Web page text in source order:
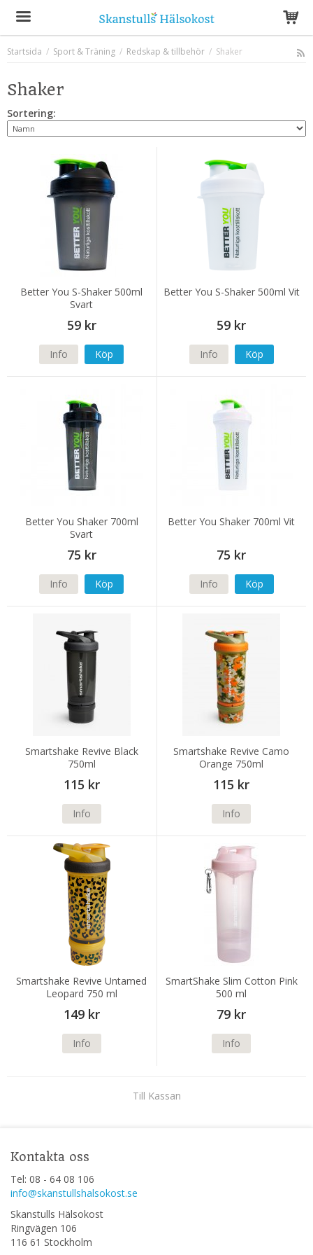
Startsida / Sport & Träning / Redskap & tillbehör / Shaker
Shaker
Sortering:
Better You S-Shaker 500ml
Svart
59 kr
Info Köp
Better You S-Shaker 500ml Vit
59 kr
Info Köp
Better You Shaker 700ml
Svart
75 kr
Info Köp
Better You Shaker 700ml Vit
75 kr
Info Köp
Smartshake Revive Black
750ml
115 kr
Info
Smartshake Revive Camo
Orange 750ml
115 kr
Info
Smartshake Revive Untamed
Leopard 750 ml
149 kr
Info
SmartShake Slim Cotton Pink
500 ml
79 kr
Info
Till Kassan
Kontakta oss
Tel: 08 - 64 08 106
info@skanstullshalsokost.se
Skanstulls Hälsokost
Ringvägen 106
116 61 Stockholm